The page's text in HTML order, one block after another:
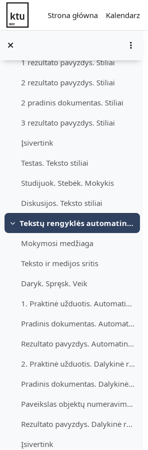
Przejdź do głównej zawartości
Strona główna Kalendarz
Daryk. Spręsk. Veik
Praktinė užduotis. Teksto stiliai
1 rezultato pavyzdys. Stiliai
2 rezultato pavyzdys. Stiliai
2 pradinis dokumentas. Stiliai
3 rezultato pavyzdys. Stiliai
Įsivertink
Testas. Teksto stiliai
Studijuok. Stebėk. Mokykis
Diskusijos. Teksto stiliai
Minimalizuj
Tekstų rengyklės automatinės priemonės
Mokymosi medžiaga
Teksto ir medijos sritis
Daryk. Spręsk. Veik
1. Praktinė užduotis. Automatinis turinys
Pradinis dokumentas. Automatinis turinys
Rezultato pavyzdys. Automatinis turinys
2. Praktinė užduotis. Dalykinė rodyklė ir objektų numeravimas
Pradinis dokumentas. Dalykinė rodyklė ir objektų numeravimas
Paveikslas objektų numeravimui. Dalykinė rodyklė ir objektų numeravimas
Rezultato pavyzdys. Dalykinė rodyklė ir objektų numeravimas
Įsivertink